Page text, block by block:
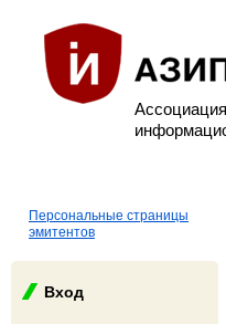
Персональные страницы
эмитентов
Вход